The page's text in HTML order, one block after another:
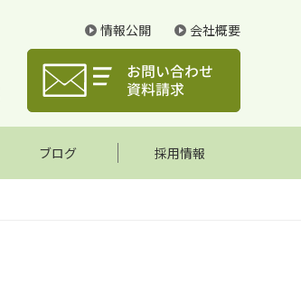
情報公開 会社概要
ブログ 採用情報